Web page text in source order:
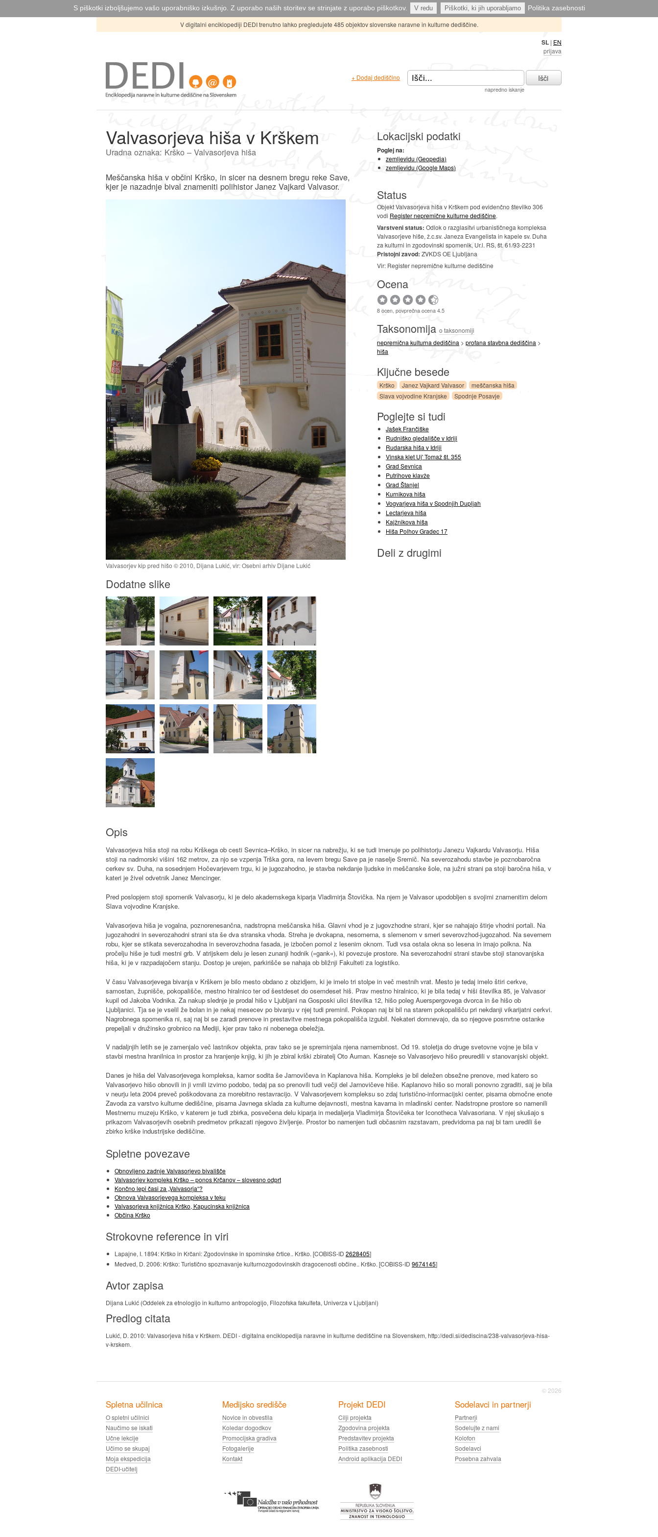
S piškotki izboljšujemo vašo uporabniško izkušnjo. Z uporabo naših storitev se strinjate z uporabo piškotkov. V redu Piškotki, ki jih uporabljamo Politika zasebnosti
V digitalni enciklopediji DEDI trenutno lahko pregledujete 485 objektov slovenske naravne in kulturne dediščine.
SL | EN
prijava
+ Dodaj dediščino
napredno iskanje
Išči
Valvasorjeva hiša v Krškem
Uradna oznaka: Krško – Valvasorjeva hiša
Meščanska hiša v občini Krško, in sicer na desnem bregu reke Save,
kjer je nazadnje bival znameniti polihistor Janez Vajkard Valvasor.
Valvasorjev kip pred hišo © 2010, Dijana Lukić, vir: Osebni arhiv Dijane Lukić
Dodatne slike
Lokacijski podatki
Poglej na:
zemljevidu (Geopedia)
zemljevidu (Google Maps)
Status
Objekt Valvasorjeva hiša v Krškem pod evidenčno številko 306
vodi Register nepremične kulturne dediščine.
Varstveni status: Odlok o razglasitvi urbanističnega kompleksa
Valvasorjeve hiše, ž.c.sv. Janeza Evangelista in kapele sv. Duha
za kulturni in zgodovinski spomenik, Ur.l. RS, št. 61/93-2231
Pristojni zavod: ZVKDS OE Ljubljana
Vir: Register nepremične kulturne dediščine
Ocena
8 ocen, povprečna ocena 4.5
Taksonomijao taksonomiji
nepremična kulturna dediščina >profana stavbna dediščina >
hiša
Ključne besede
Krško Janez Vajkard Valvasor
meščanska hiša
Slava vojvodine Kranjske
Spodnje Posavje
Poglejte si tudi
Jašek Frančiške
Rudniško gledališče v Idriji
Rudarska hiša v Idriji
Vinska klet Uj' Tomaž št. 355
Grad Sevnica
Putrihove klavže
Grad Štanjel
Kurnikova hiša
Vogvarjeva hiša v Spodnjih Dupljah
Lectarjeva hiša
Kajžnikova hiša
Hiša Polhov Gradec 17
Deli z drugimi
Opis
Valvasorjeva hiša stoji na robu Krškega ob cesti Sevnica–Krško, in sicer na nabrežju, ki se tudi imenuje po polihistorju Janezu Vajkardu Valvasorju. Hiša
stoji na nadmorski višini 162 metrov, za njo se vzpenja Trška gora, na levem bregu Save pa je naselje Sremič. Na severozahodu stavbe je poznobaročna
cerkev sv. Duha, na sosednjem Hočevarjevem trgu, ki je jugozahodno, je stavba nekdanje ljudske in meščanske šole, na južni strani pa stoji baročna hiša, v
kateri je živel odvetnik Janez Mencinger.
Pred poslopjem stoji spomenik Valvasorju, ki je delo akademskega kiparja Vladimirja Štovička. Na njem je Valvasor upodobljen s svojimi znamenitim delom
Slava vojvodine Kranjske.
Valvasorjeva hiša je vogalna, poznorenesančna, nadstropna meščanska hiša. Glavni vhod je z jugovzhodne strani, kjer se nahajajo štirje vhodni portali. Na
jugozahodni in severozahodni strani sta še dva stranska vhoda. Streha je dvokapna, nesomerna, s slemenom v smeri severovzhod-jugozahod. Na severnem
robu, kjer se stikata severozahodna in severovzhodna fasada, je izbočen pomol z lesenim oknom. Tudi vsa ostala okna so lesena in imajo polkna. Na
pročelju hiše je tudi mestni grb. V atrijskem delu je lesen zunanji hodnik (»gank«), ki povezuje prostore. Na severozahodni strani stavbe stoji stanovanjska
hiša, ki je v razpadajočem stanju. Dostop je urejen, parkirišče se nahaja ob bližnji Fakulteti za logistiko.
V času Valvasorjevega bivanja v Krškem je bilo mesto obdano z obzidjem, ki je imelo tri stolpe in več mestnih vrat. Mesto je tedaj imelo štiri cerkve,
samostan, župnišče, pokopališče, mestno hiralnico ter od šestdeset do osemdeset hiš. Prav mestno hiralnico, ki je bila tedaj v hiši številka 85, je Valvasor
kupil od Jakoba Vodnika. Za nakup slednje je prodal hišo v Ljubljani na Gosposki ulici številka 12, hišo poleg Auerspergovega dvorca in še hišo ob
Ljubljanici. Tja se je vselil že bolan in je nekaj mesecev po bivanju v njej tudi preminil. Pokopan naj bi bil na starem pokopališču pri nekdanji vikarijatni cerkvi.
Nagrobnega spomenika ni, saj naj bi se zaradi prenove in prestavitve mestnega pokopališča izgubil. Nekateri domnevajo, da so njegove posmrtne ostanke
prepeljali v družinsko grobnico na Mediji, kjer prav tako ni nobenega obeležja.
V nadaljnjih letih se je zamenjalo več lastnikov objekta, prav tako se je spreminjala njena namembnost. Od 19. stoletja do druge svetovne vojne je bila v
stavbi mestna hranilnica in prostor za hranjenje knjig, ki jih je zbiral krški zbiratelj Oto Auman. Kasneje so Valvasorjevo hišo preuredili v stanovanjski objekt.
Danes je hiša del Valvasorjevega kompleksa, kamor sodita še Jarnovičeva in Kaplanova hiša. Kompleks je bil deležen obsežne prenove, med katero so
Valvasorjevo hišo obnovili in ji vrnili izvirno podobo, tedaj pa so prenovili tudi večji del Jarnovičeve hiše. Kaplanovo hišo so morali ponovno zgraditi, saj je bila
v neurju leta 2004 preveč poškodovana za morebitno restavracijo. V Valvasorjevem kompleksu so zdaj turistično-informacijski center, pisarna območne enote
Zavoda za varstvo kulturne dediščine, pisarna Javnega sklada za kulturne dejavnosti, mestna kavarna in mladinski center. Nadstropne prostore so namenili
Mestnemu muzeju Krško, v katerem je tudi zbirka, posvečena delu kiparja in medaljerja Vladimirja Štovičeka ter Iconotheca Valvasoriana. V njej skušajo s
prikazom Valvasorjevih osebnih predmetov prikazati njegovo življenje. Prostor bo namenjen tudi občasnim razstavam, predvidoma pa naj bi tam uredili še
zbirko krške industrijske dediščine.
Spletne povezave
Obnovljeno zadnje Valvasorjevo bivališče
Valvasorjev kompleks Krško – ponos Krčanov – slovesno odprt
Končno lepi časi za „Valvasorja“?
Obnova Valvasorjevega kompleksa v teku
Valvasorjeva knjižnica Krško, Kapucinska knjižnica
Občina Krško
Strokovne reference in viri
Lapajne, I. 1894: Krško in Krčani: Zgodovinske in spominske črtice.. Krško. [COBISS-ID 2628405]
Medved, D. 2006: Krško: Turistično spoznavanje kulturnozgodovinskih dragocenosti občine.. Krško. [COBISS-ID 9674145]
Avtor zapisa
Dijana Lukić (Oddelek za etnologijo in kulturno antropologijo, Filozofska fakulteta, Univerza v Ljubljani)
Predlog citata
Lukić, D. 2010: Valvasorjeva hiša v Krškem. DEDI - digitalna enciklopedija naravne in kulturne dediščine na Slovenskem, http://dedi.si/dediscina/238-valvasorjeva-hisa-
v-krskem.
© 2026
Spletna učilnica
O spletni učilnici
Naučimo se iskati
Učne lekcije
Učimo se skupaj
Moja ekspedicija
DEDI-učitelj
Medijsko središče
Novice in obvestila
Koledar dogodkov
Promocijska gradiva
Fotogalerije
Kontakt
Projekt DEDI
Cilji projekta
Zgodovina projekta
Predstavitev projekta
Politika zasebnosti
Android aplikacija DEDI
Sodelavci in partnerji
Partnerji
Sodelujte z nami
Kolofon
Sodelavci
Posebna zahvala